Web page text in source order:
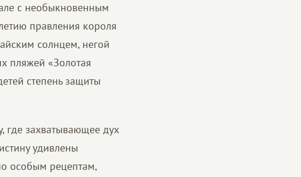
с необыкновенным
правления короля
солнцем, негой
пляжей «Золотая
степень защиты
где захватывающее дух
удивлены
особым рецептам,